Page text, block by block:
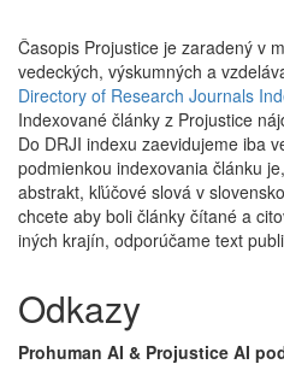
Časopis Projustice je zaradený v
vedeckých, výskumných a
Directory of Research Journals
Indexované články z Projustice
Do DRJI indexu zaevidujeme iba
podmienkou indexovania článku
abstrakt, kľúčové slová v
chcete aby boli články čítané a
iných krajín, odporúčame text
Odkazy
Prohuman AI & Projustice AI